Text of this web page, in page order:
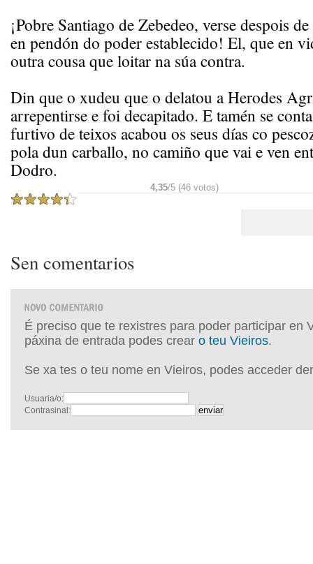
¡Pobre Santiago de Zebedeo, verse despois
en pendón do poder establecido! El, que en
outra cousa que loitar na súa contra.
Din que o xudeu que o delatou a Herodes
arrepentirse e foi decapitado. E tamén se
furtivo de teixos acabou os seus días co
pola dun carballo, no camiño que vai e ven
Dodro.
4,35/5 (46 votos)
Sen comentarios
É preciso que te rexistres para poder participar en
páxina de entrada podes crear o teu Vieiros.
Se xa tes o teu nome en Vieiros, podes acceder
Usuaria/o:
Contrasinal: